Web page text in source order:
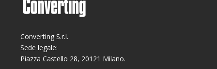
Converting S.r.l.
Sede legale:
Piazza Castello 28, 20121 Milano.